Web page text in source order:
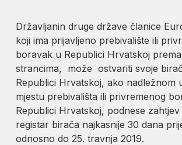
Državljanin druge države članice
koji ima prijavljeno prebivalište ili
boravak u Republici Hrvatskoj
strancima, može ostvariti svoje
Republici Hrvatskoj, ako nadležnom
mjestu prebivališta ili privremenog
Republici Hrvatskoj, podnese
registar birača najkasnije 30 dana
odnosno do 25. travnja 2019.